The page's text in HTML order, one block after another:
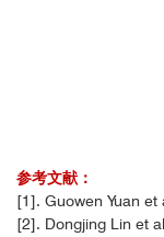
参考文献：
[1]. Guowen Yuan
[2]. Dongjing Lin et